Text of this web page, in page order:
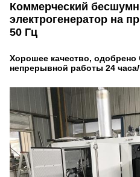
Коммерческий
электрогенератор на
50 Гц
Хорошее качество, одобрено
непрерывной работы 24